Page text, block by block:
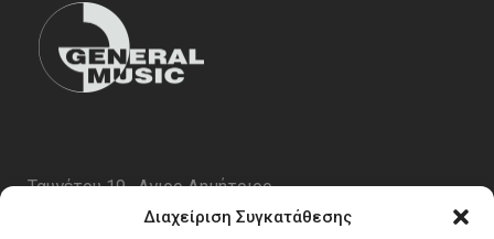
Διαχείριση Συγκατάθεσης
Ταυγέτου 19 , Αγιος Δημήτριος